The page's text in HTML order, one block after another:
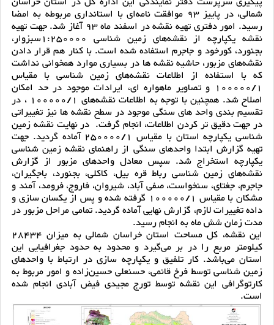
شمالی، در پاییز 93 موافقت نامه‌ای با استانداری مربوطه به امضا
رسید. امور دفتری تهیه نقشه در اسفند ماه 93 آغاز شد. جهت تهیه
نقشه یکپارچه از نقشه‌های زمین شناسی 1:250000سبزوار،
بجنورد، کورخود و جاجرم استفاده شده است. با کنار هم قرار دادن
نقشه‌های مزبور، حاشیه نقشه ها در بسیاری موارد همخوانی نداشت
که با استفاده از اطلاعات نقشه‌های زمین شناسی با مقیاس
100000/1 و تصاویر ماهواره ای، ایرادات موجود در حد امکان
اصلاح شد. همچنین با توجه به اطلاعات نقشه‌های 100000/1 ، در
تقسیم بندی واحد های سنگی موجود در سطح نقشه ها نیز تغییراتی
در جهت دقیق تر کردن اطلاعات، انجام گرفت. در نهایت نقشه زمین
شناسی یکپارچه استان با مقیاس 250000/1 آماده گردید. جهت
تهیه گزارش ابتدا واحدهای سنگی از راهنمای نقشه زمین شناسی
یکپارچه استخراج شد. سپس معادل واحدهای مزبور از گزارش
نقشه‌های زمین شناسی رباط قره بیل، کاکلی، بجنورد، باجگیران،
جاجرم، جغتای، سنخواست، صفی آباد، شیروان، فاروج، فرومد، آمند و
مشکان با مقیاس 100000/1 گرفته شده و پس از یکسان سازی و
داده تغییرات لازم، گزارش نهایی آماده گردید. تمامی مراحل مزبور در
مدت زمان شش ماه به انجام رسید.
این نقشه، کل مساحت استان خراسان شمالی به میزان 28434
کیلومتر مربع را در بر می‌گیرد و محدود به حدود جغرافیایی این
استان می‌باشد. کار تلفیق و یکپارچه سازی در ارتباط با واحدهای
زمین شناسی توسط فرخ قائمی، حسنعلی حسین‌زاده و امور مربوط به
کارتوگرافی این نقشه توسط تورج مجیدی فیض آبادی انجام شده
است.